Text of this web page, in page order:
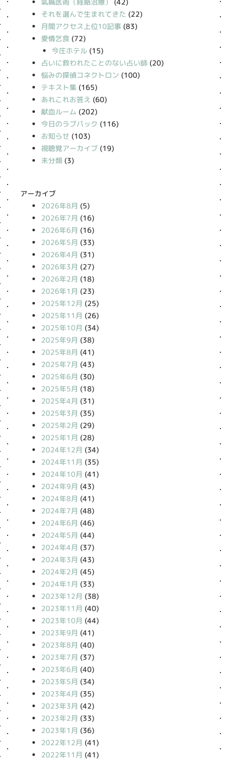
氣鍼医術（経絡治療）
(42)
それを選んで生まれてきた (22)
月間アクセス上位10記事 (83)
愛情乞食 (72)
今庄ホテル(15)
占いに救われたことのない占い師 (20)
悩みの探偵コネクトロン (100)
テキスト集 (165)
あれこれお答え (60)
献血ルーム (202)
今日のラブパック (116)
お知らせ (103)
視聴覚アーカイブ (19)
未分類 (3)
アーカイブ
2026年8月 (5)
2026年7月 (16)
2026年6月 (16)
2026年5月 (33)
2026年4月 (31)
2026年3月 (27)
2026年2月 (18)
2026年1月 (23)
2025年12月 (25)
2025年11月 (26)
2025年10月 (34)
2025年9月 (38)
2025年8月 (41)
2025年7月 (43)
2025年6月 (30)
2025年5月 (18)
2025年4月 (31)
2025年3月 (35)
2025年2月 (29)
2025年1月 (28)
2024年12月 (34)
2024年11月 (35)
2024年10月 (41)
2024年9月 (43)
2024年8月 (41)
2024年7月 (48)
2024年6月 (46)
2024年5月 (44)
2024年4月 (37)
2024年3月 (43)
2024年2月 (45)
2024年1月 (33)
2023年12月 (38)
2023年11月 (40)
2023年10月 (44)
2023年9月 (41)
2023年8月 (40)
2023年7月 (37)
2023年6月 (40)
2023年5月 (34)
2023年4月 (35)
2023年3月 (42)
2023年2月 (33)
2023年1月 (36)
2022年12月 (41)
2022年11月 (41)